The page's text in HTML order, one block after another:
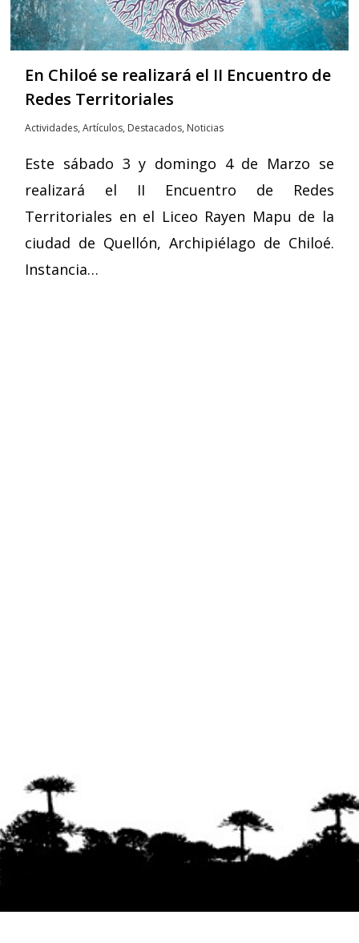
En Chiloé se realizará el II Encuentro de
Redes Territoriales
Actividades,Artículos, Destacados, Noticias
Este sábado 3 y domingo 4 de Marzo se
realizará el II Encuentro de Redes
Territoriales en el Liceo Rayen Mapu de la
ciudad de Quellón, Archipiélago de Chiloé.
Instancia…